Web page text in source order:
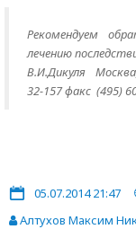
Рекомендуем
лечению
В.И.Дикуля
32-157 факс (495)
05.07.2014 21:47
Алтухов Максим